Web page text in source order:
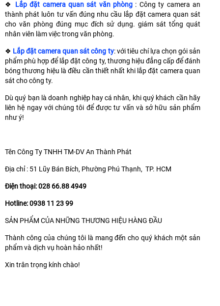
❖ Lắp đặt camera quan sát văn phòng : Công ty camera an
thành phát luôn tư vấn đúng nhu cầu lắp đặt camera quan sát
cho văn phòng đúng mục đích sử dụng. giám sát tổng quát
nhân viên làm việc trong văn phòng.
❖ Lắp đặt camera quan sát công ty: với tiêu chí lựa chọn gói sản
phẩm phù hợp để lắp đặt công ty, thương hiệu đẳng cấp để đánh
bóng thương hiệu là điều cần thiết nhất khi lắp đặt camera quan
sát cho công ty.
Dù quý bạn là doanh nghiệp hay cá nhân, khi quý khách cần hãy
liên hệ ngay với chúng tôi để được tư vấn và sở hữu sản phẩm
như ý!
Tên Công Ty TNHH TM-DV An Thành Phát
Địa chỉ : 51 Lũy Bán Bích, Phường Phú Thạnh, TP. HCM
Điện thoại: 028 66.88 4949
Hotline: 0938 11 23 99
SẢN PHẨM CỦA NHỮNG THƯƠNG HIỆU HÀNG ĐẦU
Thành công của chúng tôi là mang đến cho quý khách một sản
phẩm và dịch vụ hoàn hảo nhất!
Xin trân trọng kính chào!